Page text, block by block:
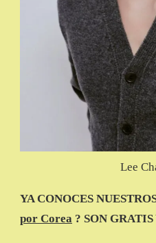
Lee
YA CONOCES
por Corea ? SON